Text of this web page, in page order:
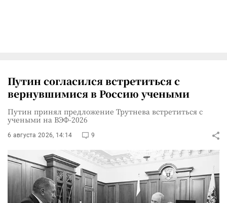
Путин согласился встретиться с
вернувшимися в Россию учеными
Путин принял предложение Трутнева встретиться с
учеными на ВЭФ-2026
6 августа 2026, 14:14 9